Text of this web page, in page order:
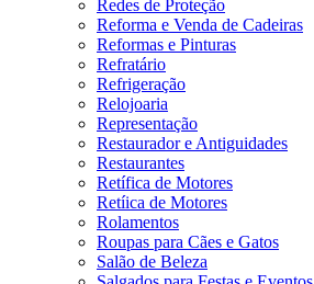
Redes de Proteção
Reforma e Venda de Cadeiras
Reformas e Pinturas
Refratário
Refrigeração
Relojoaria
Representação
Restaurador e Antiguidades
Restaurantes
Retífica de Motores
Retíica de Motores
Rolamentos
Roupas para Cães e Gatos
Salão de Beleza